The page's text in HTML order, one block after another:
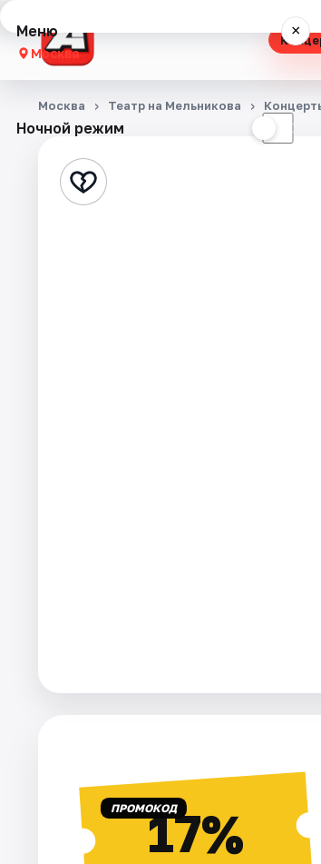
Меню ×
Москва
Концерты
Стендап
Ночной режим ☾
Москва Театр на Мельникова
ПРОМОКОД17%